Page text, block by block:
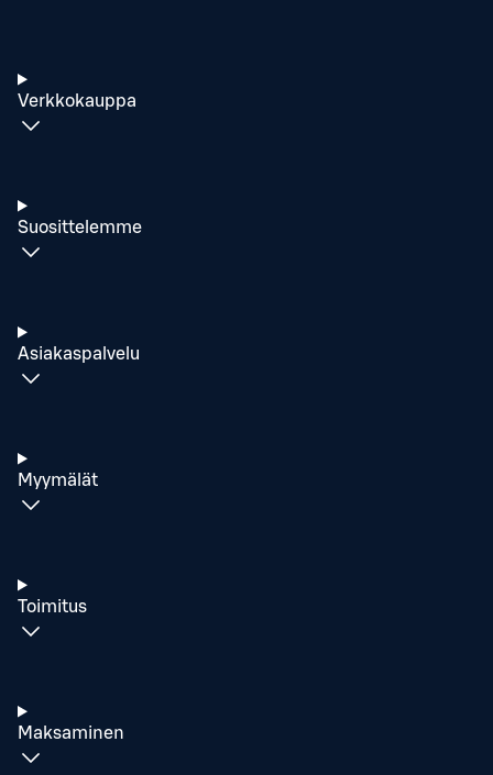
Verkkokauppa
Suosittelemme
Asiakaspalvelu
Myymälät
Toimitus
Maksaminen